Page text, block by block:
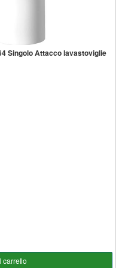
Singolo Attacco lavastoviglie
carrello